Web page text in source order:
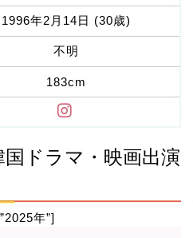
1996年2月14日 (30歳)
不明
183cm
ドラマ・映画出演
年”]